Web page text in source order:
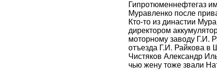
Гипротюменнефтегаз
Муравленко после
Кто-то из династии
директором
моторному заводу Г.И.
отъезда Г.И. Райкова в
Чистяков Александр
чью жену тоже звали